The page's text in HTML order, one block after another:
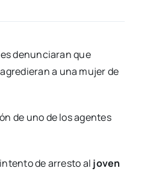
denunciaran que
a una mujer de
de uno de los agentes
de arresto al joven